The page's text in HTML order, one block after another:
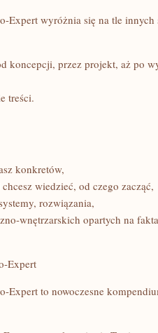
Expert wyróżnia się na tle
koncepcji, przez projekt, aż po
treści.
konkretów,
wiedzieć, od czego zacząć,
rozwiązania,
wnętrzarskich opartych na
Expert
Expert to nowoczesne